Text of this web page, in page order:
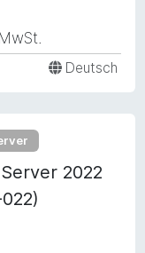
Deutsch
2022